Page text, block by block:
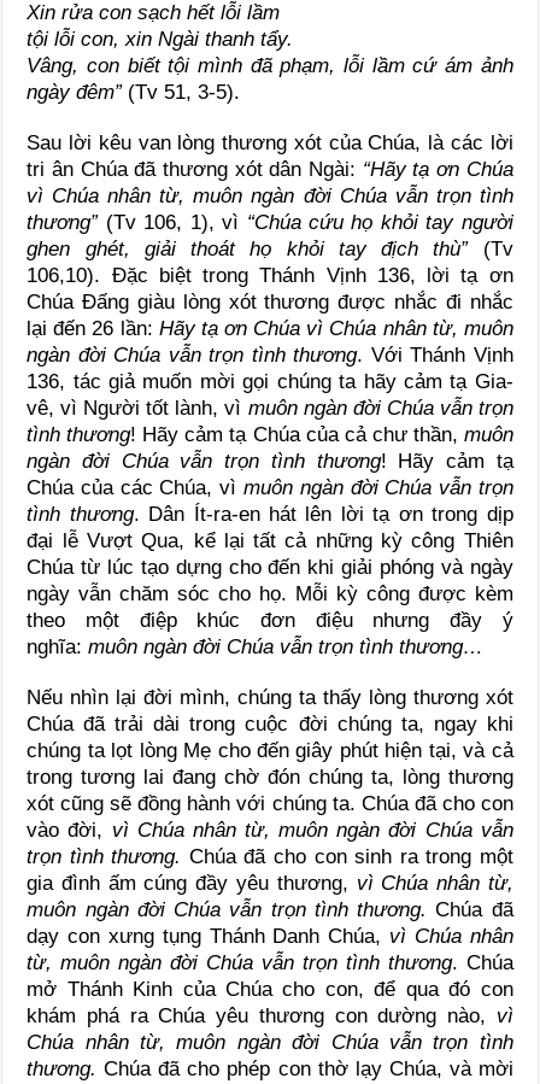
Xin rửa con sạch hết lỗi lầm
tội lỗi con, xin Ngài thanh tẩy.
Vâng, con biết tội mình đã phạm, lỗi lầm cứ ám ảnh
ngày đêm”(Tv 51, 3-5).
Sau lời kêu van lòng thương xót của Chúa, là các lời
tri ân Chúa đã thương xót dân Ngài: “Hãy tạ ơn Chúa
vì Chúa nhân từ, muôn ngàn đời Chúa vẫn trọn tình
thương” (Tv 106, 1), vì “Chúa cứu họ khỏi tay người
ghen ghét, giải thoát họ khỏi tay địch thù”(Tv
106,10). Đặc biệt trong Thánh Vịnh 136, lời tạ ơn
Chúa Đấng giàu lòng xót thương được nhắc đi nhắc
lại đến 26 lần: Hãy tạ ơn Chúa vì Chúa nhân từ, muôn
ngàn đời Chúa vẫn trọn tình thương. Với Thánh Vịnh
136, tác giả muốn mời gọi chúng ta hãy cảm tạ Gia-
vê, vì Người tốt lành, vì muôn ngàn đời Chúa vẫn trọn
tình thương! Hãy cảm tạ Chúa của cả chư thần, muôn
ngàn đời Chúa vẫn trọn tình thương! Hãy cảm tạ
Chúa của các Chúa, vì muôn ngàn đời Chúa vẫn trọn
tình thương. Dân Ít-ra-en hát lên lời tạ ơn trong dịp
đại lễ Vượt Qua, kể lại tất cả những kỳ công Thiên
Chúa từ lúc tạo dựng cho đến khi giải phóng và ngày
ngày vẫn chăm sóc cho họ. Mỗi kỳ công được kèm
theo một điệp khúc đơn điệu nhưng đầy ý
nghĩa:muôn ngàn đời Chúa vẫn trọn tình thương…
Nếu nhìn lại đời mình, chúng ta thấy lòng thương xót
Chúa đã trải dài trong cuộc đời chúng ta, ngay khi
chúng ta lọt lòng Mẹ cho đến giây phút hiện tại, và cả
trong tương lai đang chờ đón chúng ta, lòng thương
xót cũng sẽ đồng hành với chúng ta. Chúa đã cho con
vào đời, vì Chúa nhân từ, muôn ngàn đời Chúa vẫn
trọn tình thương. Chúa đã cho con sinh ra trong một
gia đình ấm cúng đầy yêu thương, vì Chúa nhân từ,
muôn ngàn đời Chúa vẫn trọn tình thương.Chúa đã
dạy con xưng tụng Thánh Danh Chúa, vì Chúa nhân
từ, muôn ngàn đời Chúa vẫn trọn tình thương. Chúa
mở Thánh Kinh của Chúa cho con, để qua đó con
khám phá ra Chúa yêu thương con dường nào, vì
Chúa nhân từ, muôn ngàn đời Chúa vẫn trọn tình
thương.Chúa đã cho phép con thờ lạy Chúa, và mời